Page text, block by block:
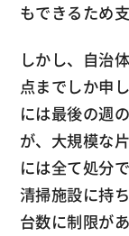
もできるため
しかし、自治
点までしか申
には最後の週
が、大規模な
には全て処分
清掃施設に持
台数に制限が